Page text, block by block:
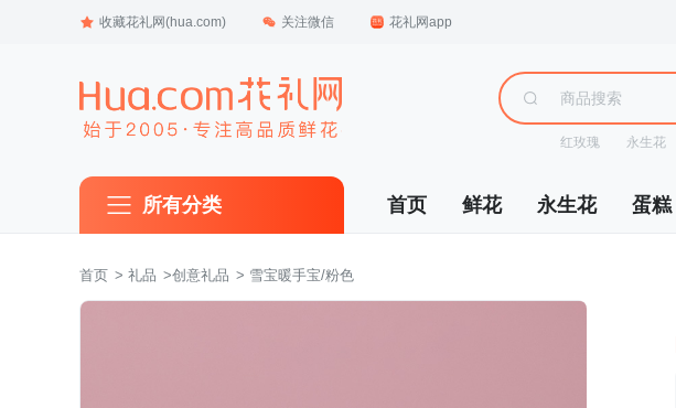
收藏花礼网(hua.com) 关注微信 花礼网app
红玫瑰 永生花
所有分类 首页 鲜花 永生花 蛋糕
首页 > 礼品 >创意礼品 > 雪宝暖手宝/粉色